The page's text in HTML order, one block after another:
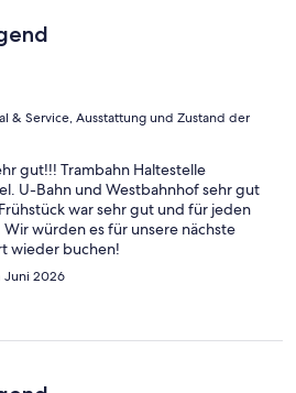
& Service, Ausstattung und Zustand der
gut!!! Trambahn Haltestelle
U-Bahn und Westbahnhof sehr gut
war sehr gut und für jeden
würden es für unsere nächste
wieder buchen!
Juni 2026